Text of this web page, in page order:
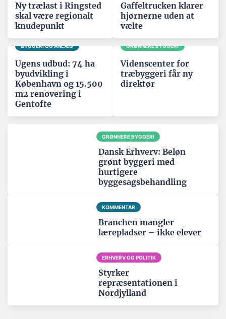
Ny trælast i Ringsted
skal være regionalt
knudepunkt
Gaffeltrucken klarer
hjørnerne uden at
vælte
BYGGERI OG ANLÆG
Ugens udbud: 74 ha
byudvikling i
København og 15.500
m2 renovering i
Gentofte
GRØNNERE BYGGERI
Videnscenter for
træbyggeri får ny
direktør
GRØNNERE BYGGERI
Dansk Erhverv: Beløn
grønt byggeri med
hurtigere
byggesagsbehandling
KOMMENTAR
Branchen mangler
lærepladser – ikke elever
ERHVERV OG POLITIK
Styrker
repræsentationen i
Nordjylland